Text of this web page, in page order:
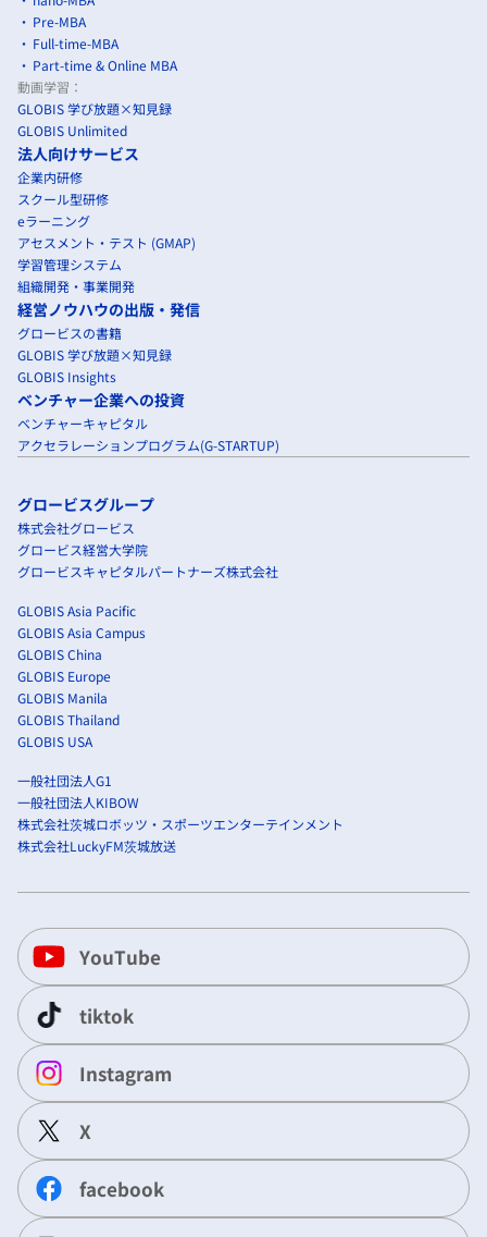
Pre-MBA
Full-time-MBA
Part-time & Online MBA
動画学習：
GLOBIS 学び放題×知見録
GLOBIS Unlimited
法人向けサービス
企業内研修
スクール型研修
eラーニング
アセスメント・テスト (GMAP)
学習管理システム
組織開発・事業開発
経営ノウハウの出版・発信
グロービスの書籍
GLOBIS 学び放題×知見録
GLOBIS Insights
ベンチャー企業への投資
ベンチャーキャピタル
アクセラレーションプログラム(G-STARTUP)
グロービスグループ
株式会社グロービス
グロービス経営大学院
グロービスキャピタルパートナーズ株式会社
GLOBIS Asia Pacific
GLOBIS Asia Campus
GLOBIS China
GLOBIS Europe
GLOBIS Manila
GLOBIS Thailand
GLOBIS USA
一般社団法人G1
一般社団法人KIBOW
株式会社茨城ロボッツ・スポーツエンターテインメント
株式会社LuckyFM茨城放送
YouTube
tiktok
Instagram
X
facebook